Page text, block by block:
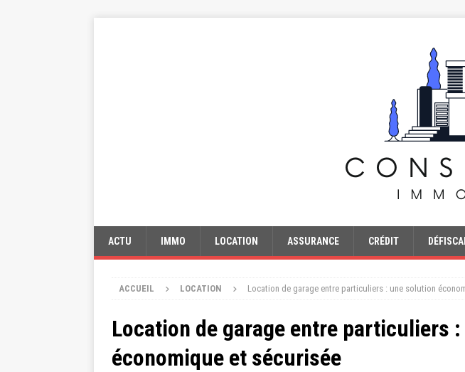
ACTU IMMO LOCATION ASSURANCE CRÉDIT
ACCUEIL LOCATION Location de garage entre particuliers : une solution
Location de garage entre particuliers
économique et sécurisée